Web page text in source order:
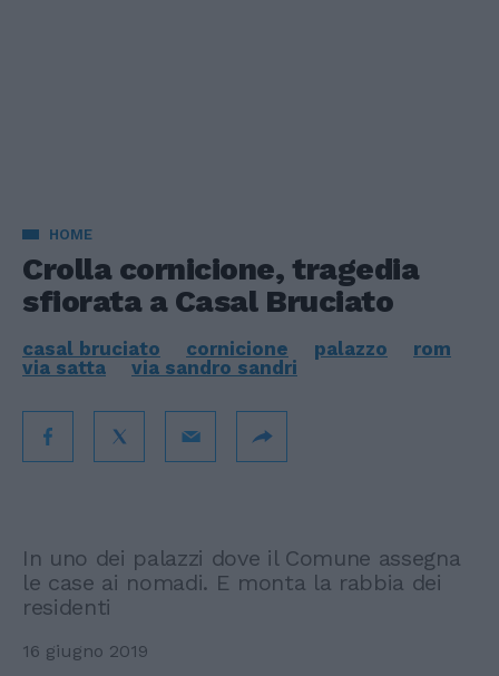
HOME
Crolla cornicione, tragedia
sfiorata a Casal Bruciato
casal bruciato cornicione palazzo
rom
via satta
via sandro sandri
In uno dei palazzi dove il Comune assegna
le case ai nomadi. E monta la rabbia dei
residenti
16 giugno 2019